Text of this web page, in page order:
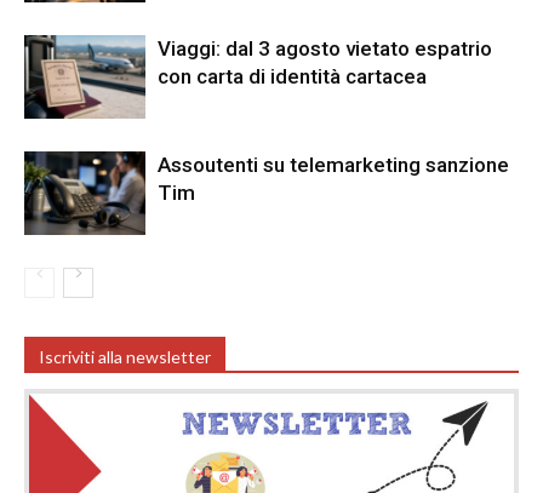
Viaggi: dal 3 agosto vietato espatrio
con carta di identità cartacea
Assoutenti su telemarketing sanzione
Tim
Iscriviti alla newsletter